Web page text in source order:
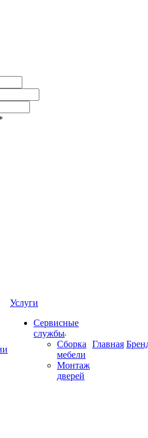
Услуги
Сервисные
службы
Сборка
мебели
Монтаж
дверей
Главная